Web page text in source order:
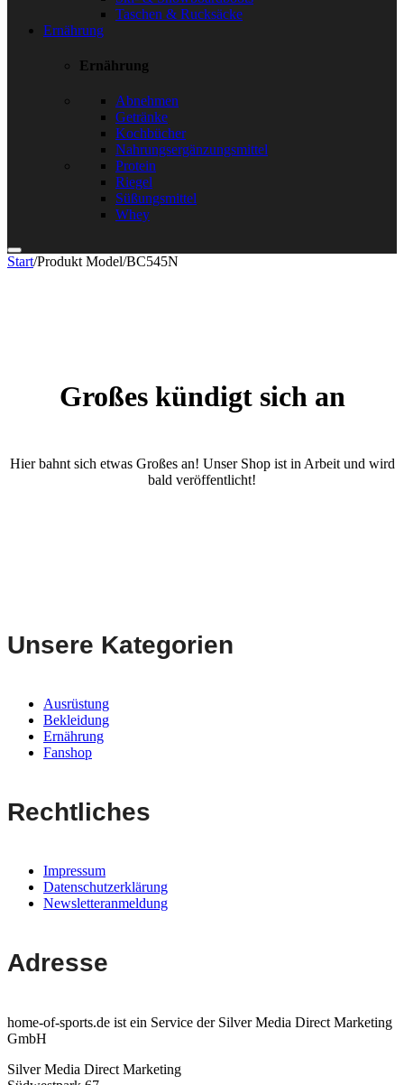
Taschen & Rucksäcke
Ernährung
Ernährung
Abnehmen
Getränke
Kochbücher
Nahrungsergänzungsmittel
Protein
Riegel
Süßungsmittel
Whey
Start/Produkt Model/BC545N
Großes kündigt sich an
Hier bahnt sich etwas Großes an! Unser Shop ist in Arbeit und wird
bald veröffentlicht!
Unsere Kategorien
Ausrüstung
Bekleidung
Ernährung
Fanshop
Rechtliches
Impressum
Datenschutzerklärung
Newsletteranmeldung
Adresse
home-of-sports.de ist ein Service der Silver Media Direct Marketing
GmbH
Silver Media Direct Marketing